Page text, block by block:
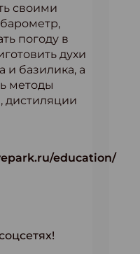
своими
погоду в
духи
и базилика, а
методы
дистиляции
education/